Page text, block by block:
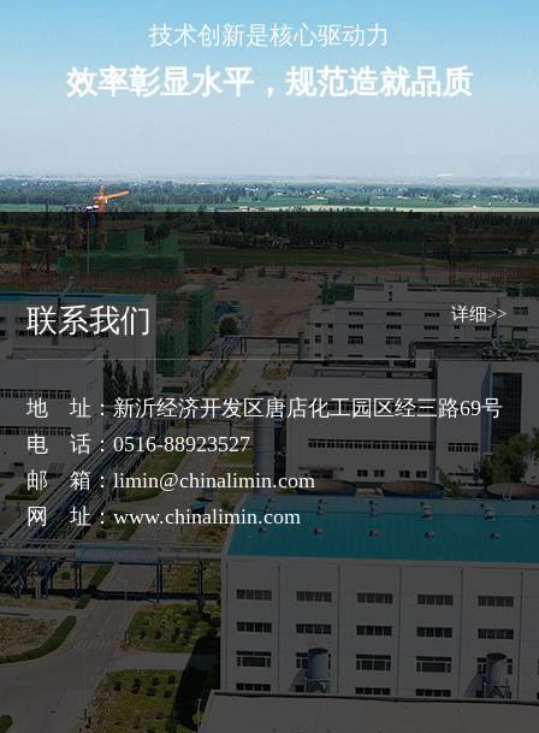
技术创新是核心驱动力
效率彰显水平，规范造就品质
联系我们 详细>>
地 址：新沂经济开发区唐店化工园区经三路69号
电 话：0516-88923527
邮 箱：limin@chinalimin.com
网 址：www.chinalimin.com